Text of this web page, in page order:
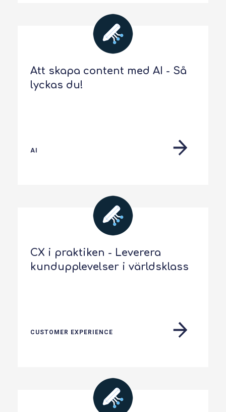
Att skapa content med AI - Så
lyckas du!
AI
CX i praktiken - Leverera
kundupplevelser i världsklass
CUSTOMER EXPERIENCE